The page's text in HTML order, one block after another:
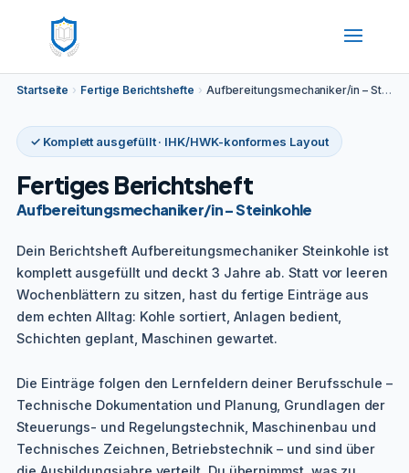
Startseite › Fertige Berichtshefte › Aufbereitungsmechaniker/in – Steinkohle
✓ Komplett ausgefüllt · IHK/HWK-konformes Layout
Fertiges Berichtsheft
Aufbereitungsmechaniker/in – Steinkohle
Dein Berichtsheft Aufbereitungsmechaniker Steinkohle ist
komplett ausgefüllt und deckt 3 Jahre ab. Statt vor leeren
Wochenblättern zu sitzen, hast du fertige Einträge aus
dem echten Alltag: Kohle sortiert, Anlagen bedient,
Schichten geplant, Maschinen gewartet.
Die Einträge folgen den Lernfeldern deiner Berufsschule –
Technische Dokumentation und Planung, Grundlagen der
Steuerungs- und Regelungstechnik, Maschinenbau und
Technisches Zeichnen, Betriebstechnik – und sind über